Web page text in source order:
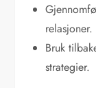
relasjoner.
Bruk
strategier.